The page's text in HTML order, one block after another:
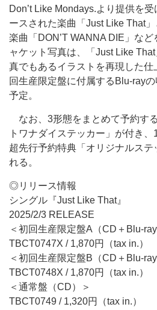
Don’t Like Mondays.より提供を
ースされた楽曲「Just Like That
楽曲「DON’T WANNA DIE」な
ャケット写真は、「Just Like
真でもあるイラストを再現した
回生産限定盤に付属するBlu-ray
予定。
なお、3形態をまとめて予約す
トワナダイステッカー」が付き
超先行予約特典「オリジナルステ
れる。
◎リリース情報
シングル『Just Like That』
2025/2/3 RELEASE
＜初回生産限定盤A（CD＋Blu-ray
TBCT0747X / 1,870円（tax in.）
＜初回生産限定盤B（CD＋Blu-ray
TBCT0748X / 1,870円（tax in.）
＜通常盤（CD）＞
TBCT0749 / 1,320円（tax in.）